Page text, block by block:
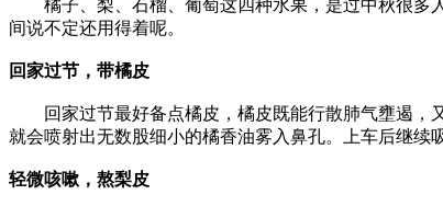
橘子、梨、石榴、葡萄这四种水果，是过中秋很多人
间说不定还用得着呢。
回家过节，带橘皮
回家过节最好备点橘皮，橘皮既能行散肺气壅遏，又
就会喷射出无数股细小的橘香油雾入鼻孔。上车后继续
轻微咳嗽，熬梨皮